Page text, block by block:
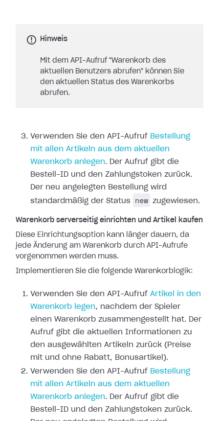
Hinweis
Mit dem API-Aufruf "Warenkorb des
aktuellen Benutzers abrufen" können Sie
den aktuellen Status des Warenkorbs
abrufen.
Verwenden Sie den API-Aufruf Bestellung
mit allen Artikeln aus dem aktuellen
Warenkorb anlegen. Der Aufruf gibt die
Bestell-ID und den Zahlungstoken zurück.
Der neu angelegten Bestellung wird
standardmäßig der Status
new zugewiesen.
Warenkorb serverseitig einrichten und Artikel kaufen
Diese Einrichtungsoption kann länger dauern, da
jede Änderung am Warenkorb durch API-Aufrufe
vorgenommen werden muss.
Implementieren Sie die folgende Warenkorblogik:
Verwenden Sie den API-Aufruf Artikel in den
Warenkorb legen, nachdem der Spieler
einen Warenkorb zusammengestellt hat. Der
Aufruf gibt die aktuellen Informationen zu
den ausgewählten Artikeln zurück (Preise
mit und ohne Rabatt, Bonusartikel).
Verwenden Sie den API-Aufruf Bestellung
mit allen Artikeln aus dem aktuellen
Warenkorb anlegen. Der Aufruf gibt die
Bestell-ID und den Zahlungstoken zurück.